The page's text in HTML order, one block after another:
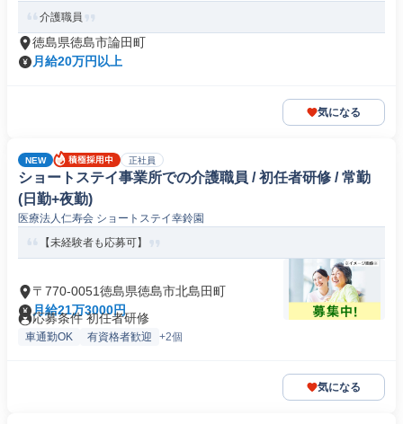
介護職員
徳島県徳島市論田町
月給20万円以上
気になる
NEW 正社員
ショートステイ事業所での介護職員 / 初任者研修 / 常勤
(日勤+夜勤)
医療法人仁寿会 ショートステイ幸鈴園
【未経験者も応募可】
〒770-0051徳島県徳島市北島田町
月給21万3000円
応募条件 初任者研修
車通勤OK 有資格者歓迎 +2個
気になる